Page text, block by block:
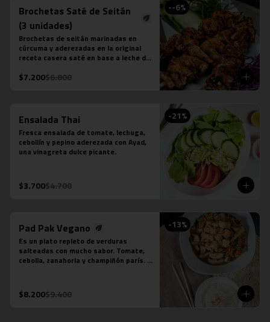
--6%
Brochetas Saté de Seitán
(3 unidades)
Brochetas de seitán marinadas en
cúrcuma y aderezadas en la original
receta casera saté en base a leche de
cilantro, tamarindo y ají.
$7.200$6.800
-21%
Ensalada Thai
Fresca ensalada de tomate, lechuga,
cebollín y pepino aderezada con Ayad,
una vinagreta dulce picante.
$3.700$4.700
-13%
Pad Pak Vegano
Es un plato repleto de verduras
salteadas con mucho sabor. Tomate,
cebolla, zanahoria y champiñón parís.
de arroz jazmín.  Foto referencial, el
tofu es un extra.
$8.200$9.400